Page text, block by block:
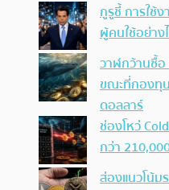
กูรูชี้ การใช้
ผู้คนใช้อย่าง
วาฬกว้านซื้
ขณะที่กองทุ
ดอลลาร์
ช่องโหว่
กว่า
ส่องแนวโน้ม